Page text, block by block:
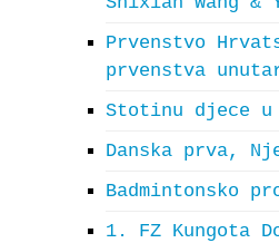
Prvenstvo
prvenstva
Stotinu djece u
Danska prva,
Badmintonsko
1. FZ Kungota